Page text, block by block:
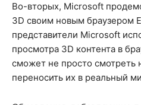
Во-вторых, Microsoft
3D своим новым браузером
представители Microsoft
просмотра 3D контента в
сможет не просто смотреть
переносить их в реальный